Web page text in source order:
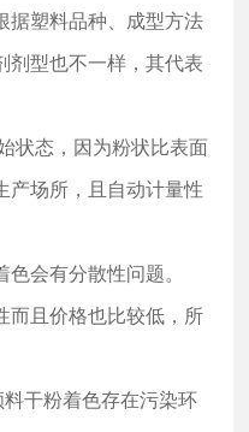
色成本低。 目前
干粉着色存在污染环
型塑料加工厂中仍
着色时对着色剂进
据塑料品种、成型方法
剂型也不一样，其代表
状态，因为粉状比表面
产场所，且自动计量性
会有分散性问题。
而且价格也比较低，所
料干粉着色存在污染环